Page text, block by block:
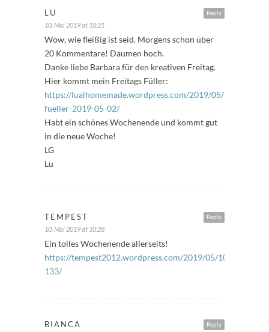
Reply
LU
10. Mai 2019 at 10:21
Wow, wie fleißig ist seid. Morgens schon über
20 Kommentare! Daumen hoch.
Danke liebe Barbara für den kreativen Freitag.
Hier kommt mein Freitags Füller:
https://lualhomemade.wordpress.com/2019/05/10/freitags-
fueller-2019-05-02/
Habt ein schönes Wochenende und kommt gut
in die neue Woche!
LG
Lu
Reply
TEMPEST
10. Mai 2019 at 10:28
Ein tolles Wochenende allerseits!
https://tempest2012.wordpress.com/2019/05/10/
133/
Reply
BIANCA